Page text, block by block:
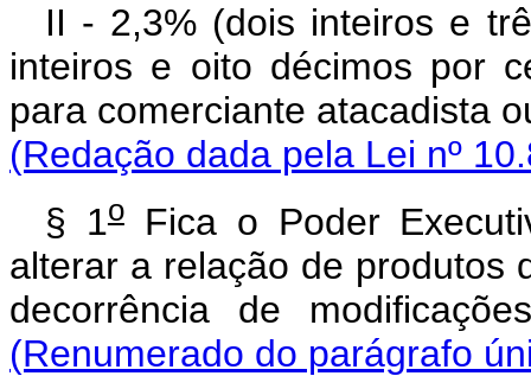
II - 2,3% (dois inteiros e
inteiros e oito décimos por
para comerciante
(Redação dada pela Lei nº
§ 1oFica o Poder
alterar a relação de produtos
decorrência de
(Renumerado do parágrafo